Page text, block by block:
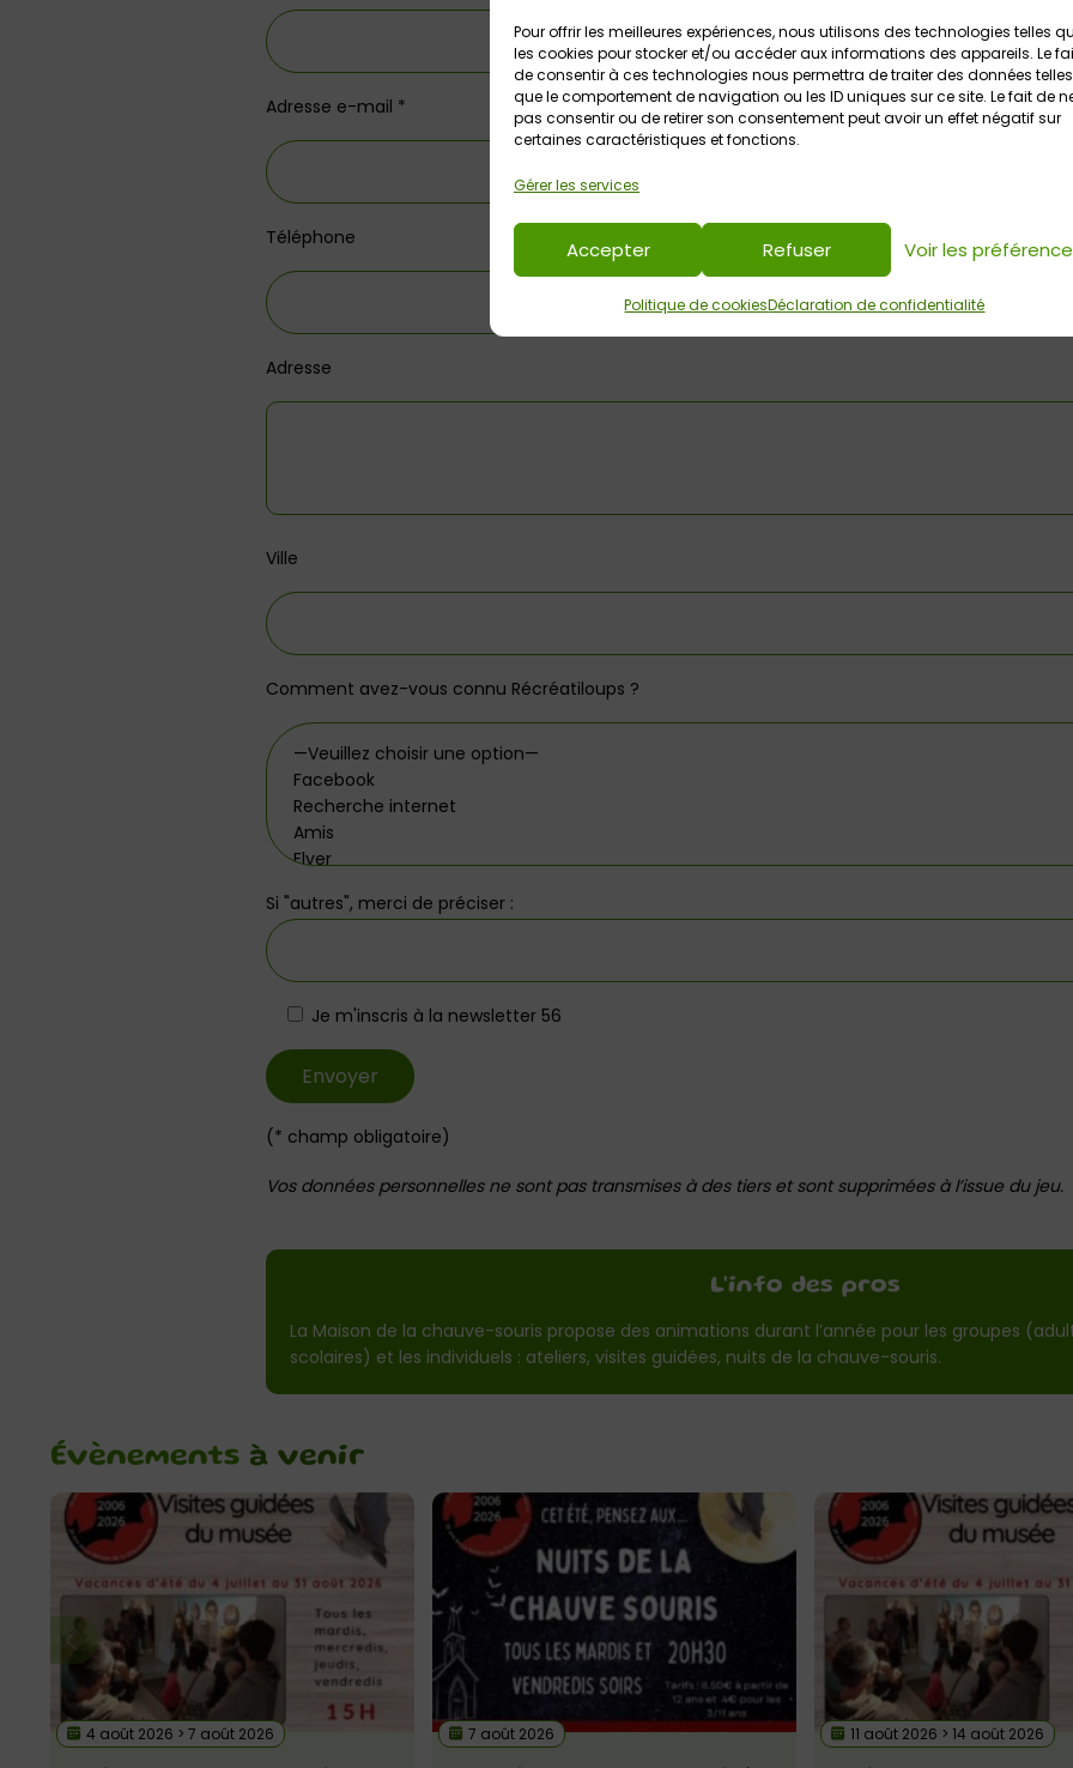
Pour offrir les meilleures expériences, nous utilisons des technologies telles
les cookies pour stocker et/ou accéder aux informations des appareils. Le
de consentir à ces technologies nous permettra de traiter des données telles
que le comportement de navigation ou les ID uniques sur ce site. Le fait de
pas consentir ou de retirer son consentement peut avoir un effet négatif sur
certaines caractéristiques et fonctions.
Gérer les services
Accepter Refuser Voir les
Politique de cookiesDéclaration de confidentialité
Adresse e-mail *
Téléphone
Adresse
Ville
Comment avez-vous connu Récréatiloups ?
Si "autres", merci de préciser :
Je m'inscris à la newsletter 56
(* champ obligatoire)
Vos données personnelles ne sont pas transmises à des tiers et sont supprimées à l’issue du jeu.
L'info des pros
La Maison de la chauve-souris propose des animations durant l’année pour les groupes
scolaires) et les individuels : ateliers, visites guidées, nuits de la chauve-souris.
Évènements à venir
4 août 2026 > 7 août 2026 7 août 2026 11 août 2026 > 14 août 2026